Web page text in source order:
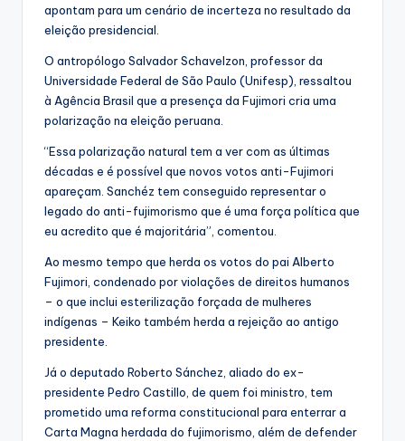
apontam para um cenário de incerteza no resultado da
eleição presidencial.
O antropólogo Salvador Schavelzon, professor da
Universidade Federal de São Paulo (Unifesp), ressaltou
à Agência Brasil que a presença da Fujimori cria uma
polarização na eleição peruana.
“Essa polarização natural tem a ver com as últimas
décadas e é possível que novos votos anti-Fujimori
apareçam. Sanchéz tem conseguido representar o
legado do anti-fujimorismo que é uma força política que
eu acredito que é majoritária”, comentou.
Ao mesmo tempo que herda os votos do pai Alberto
Fujimori, condenado por violações de direitos humanos
– o que inclui esterilização forçada de mulheres
indígenas – Keiko também herda a rejeição ao antigo
presidente.
Já o deputado Roberto Sánchez, aliado do ex-
presidente Pedro Castillo, de quem foi ministro, tem
prometido uma reforma constitucional para enterrar a
Carta Magna herdada do fujimorismo, além de defender